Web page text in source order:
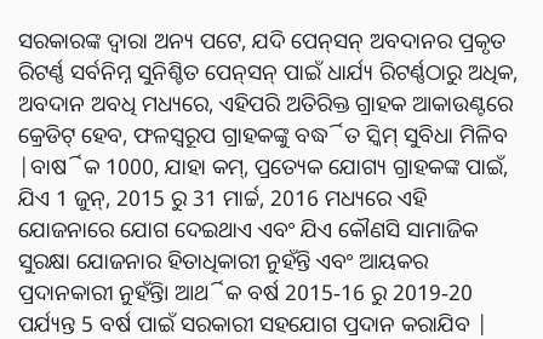
ସରକାରଙ୍କ ଦ୍ୱାରା ଅନ୍ୟ ପଟେ, ଯଦି ପେନ୍‌ସନ୍‌ ଅବଦାନର ପ୍ରକୃତ
ରିଟର୍ଣ୍ଣ ସର୍ବନିମ୍ନ ସୁନିଶ୍ଚିତ ପେନ୍‌ସନ୍‌ ପାଇଁ ଧାର୍ଯ୍ୟ ରିଟର୍ଣ୍ଣଠାରୁ ଅଧିକ,
ଅବଦାନ ଅବଧି ମଧ୍ୟରେ, ଏହିପରି ଅତିରିକ୍ତ ଗ୍ରାହକ ଆକାଉଣ୍ଟରେ
କ୍ରେଡିଟ୍ ହେବ, ଫଳସ୍ୱରୂପ ଗ୍ରାହକଙ୍କୁ ବର୍ଦ୍ଧିତ ସ୍କିମ୍ ସୁବିଧା ମିଳିବ
|ବାର୍ଷିକ 1000, ଯାହା କମ୍, ପ୍ରତ୍ୟେକ ଯୋଗ୍ୟ ଗ୍ରାହକଙ୍କ ପାଇଁ,
ଯିଏ 1 ଜୁନ୍, 2015 ରୁ 31 ମାର୍ଚ୍ଚ, 2016 ମଧ୍ୟରେ ଏହି
ଯୋଜନାରେ ଯୋଗ ଦେଇଥାଏ ଏବଂ ଯିଏ କୌଣସି ସାମାଜିକ
ସୁରକ୍ଷା ଯୋଜନାର ହିତାଧିକାରୀ ନୁହଁନ୍ତି ଏବଂ ଆୟକର
ପ୍ରଦାନକାରୀ ନୁହଁନ୍ତି। ଆର୍ଥିକ ବର୍ଷ 2015-16 ରୁ 2019-20
ପର୍ଯ୍ୟନ୍ତ 5 ବର୍ଷ ପାଇଁ ସରକାରୀ ସହଯୋଗ ପ୍ରଦାନ କରାଯିବ |